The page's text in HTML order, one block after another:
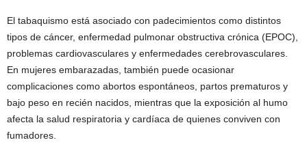
El tabaquismo está asociado con padecimientos como distintos
tipos de cáncer, enfermedad pulmonar obstructiva crónica (EPOC),
problemas cardiovasculares y enfermedades cerebrovasculares.
En mujeres embarazadas, también puede ocasionar
complicaciones como abortos espontáneos, partos prematuros y
bajo peso en recién nacidos, mientras que la exposición al humo
afecta la salud respiratoria y cardíaca de quienes conviven con
fumadores.